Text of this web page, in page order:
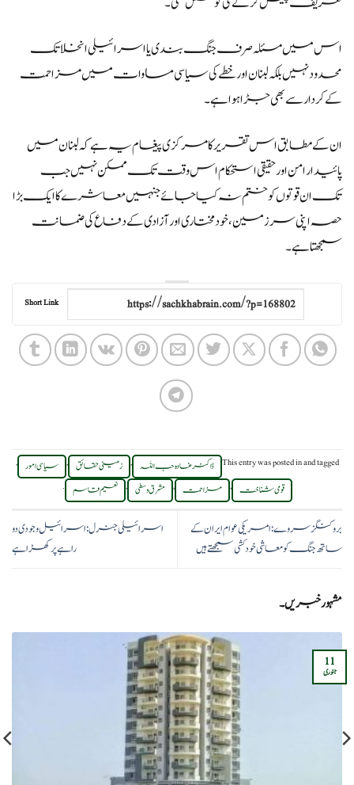
اس میں مسئلہ صرف جنگ بندی یا اسرائیلی انخلا تک
محدود نہیں بلکہ لبنان اور خطے کی سیاسی مساوات میں مزاحمت
کے کردار سے بھی جڑا ہوا ہے۔
ان کے مطابق اس تقریر کا مرکزی پیغام یہ ہے کہ لبنان میں
پائیدار امن اور حقیقی استحکام اس وقت تک ممکن نہیں جب
تک ان قوتوں کو ختم نہ کیا جائے جنہیں معاشرے کا ایک بڑا
حصہ اپنی سرزمین، خودمختاری اور آزادی کے دفاع کی ضمانت
سمجھتا ہے۔
Short Link
This entry was posted inand tagged ڈاکٹر غادہ حب اللہ , زمینی حقائق , سیاسی امور ,
قومی شناخت , مزاحمت , مشرق وسطی , نعیم قاسم .
بروکنگز سروے: امریکی عوام ایران کے
ساتھ جنگ کو معاشی خودکشی سمجھتے ہیں
اسرائیلی جنرل: اسرائیل وجودی دو
راہے پر کھڑا ہے
مشہور خبریں۔
11
جنوری